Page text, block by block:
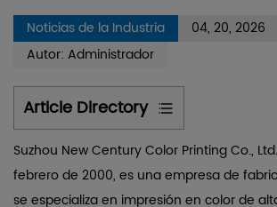
Noticias de la Industria
04, 20, 2026
Autor: Administrador
Article Directory
1
Propiedades
mecánicas
Suzhou New Century Color Printing Co.,
febrero de 2000, es una empresa de
se especializa en impresión en color de